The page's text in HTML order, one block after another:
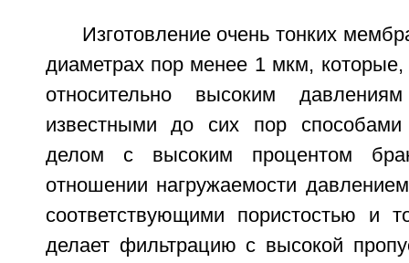
Изготовление очень тонких
диаметрах пор менее 1 мкм, которые,
относительно высоким
известными до сих пор
делом с высоким процентом
отношении нагружаемости
соответствующими пористостью и
делает фильтрацию с высокой